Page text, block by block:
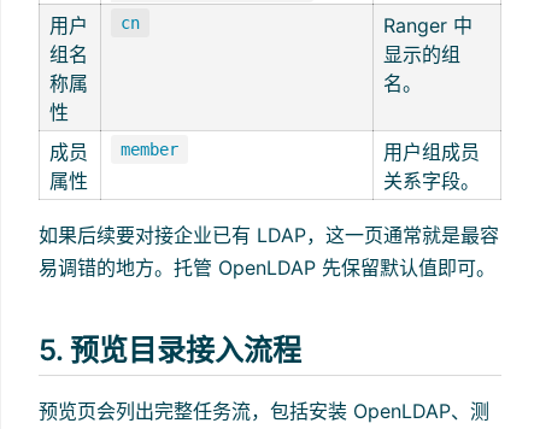
用户
组名
称属
性
cn
Ranger 中
显示的组
名。
成员
属性
member
用户组成员
关系字段。
如果后续要对接企业已有 LDAP，这一页通常就是最容
易调错的地方。托管 OpenLDAP 先保留默认值即可。
5. 预览目录接入流程
预览页会列出完整任务流，包括安装 OpenLDAP、测